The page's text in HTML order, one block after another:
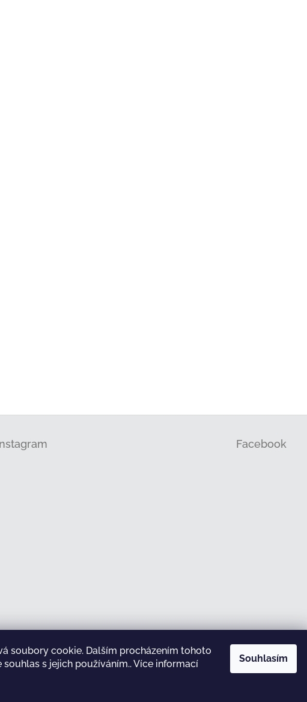
soubory cookie. Dalším procházením tohoto
s jejich používáním.. Více informací
Souhlasím
Sledovat na Instagramu
Facebook